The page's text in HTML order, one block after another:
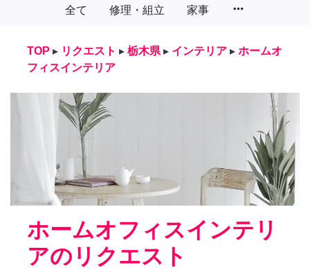
全て 修理・組立 家事 more_horiz
TOP ▸ リクエスト ▸ 栃木県 ▸ インテリア ▸ ホームオ
フィスインテリア
ホームオフィスインテリ
アのリクエスト